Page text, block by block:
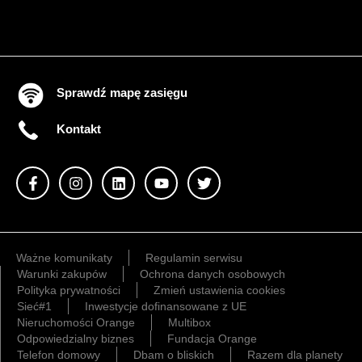
Sprawdź mapę zasięgu
Kontakt
Ważne komunikaty
Regulamin serwisu
Warunki zakupów
Ochrona danych osobowych
Polityka prywatności
Zmień ustawienia cookies
Sieć#1
Inwestycje dofinansowane z UE
Nieruchomości Orange
Multibox
Odpowiedzialny biznes
Fundacja Orange
Telefon domowy
Dbam o bliskich Razem dla planety